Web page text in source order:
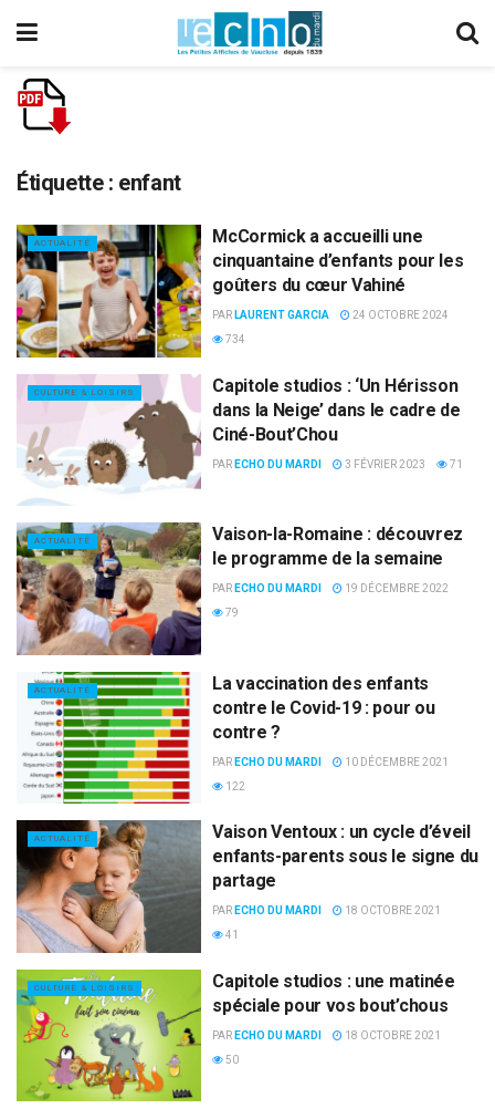
Étiquette : enfant
ACTUALITÉ
McCormick a accueilli une
cinquantaine d’enfants pour les
goûters du cœur Vahiné
PAR LAURENT GARCIA
24 OCTOBRE 2024
734
CULTURE & LOISIRS
Capitole studios : ‘Un Hérisson
dans la Neige’ dans le cadre de
Ciné-Bout’Chou
PAR ECHO DU MARDI 3 FÉVRIER 2023 71
ACTUALITÉ
Vaison-la-Romaine : découvrez
le programme de la semaine
PAR ECHO DU MARDI
19 DÉCEMBRE 2022
79
ACTUALITÉ
La vaccination des enfants
contre le Covid-19 : pour ou
contre ?
PAR ECHO DU MARDI
10 DÉCEMBRE 2021
122
ACTUALITÉ
Vaison Ventoux : un cycle d’éveil
enfants-parents sous le signe du
partage
PAR ECHO DU MARDI
18 OCTOBRE 2021
41
CULTURE & LOISIRS
Capitole studios : une matinée
spéciale pour vos bout’chous
PAR ECHO DU MARDI
18 OCTOBRE 2021
50